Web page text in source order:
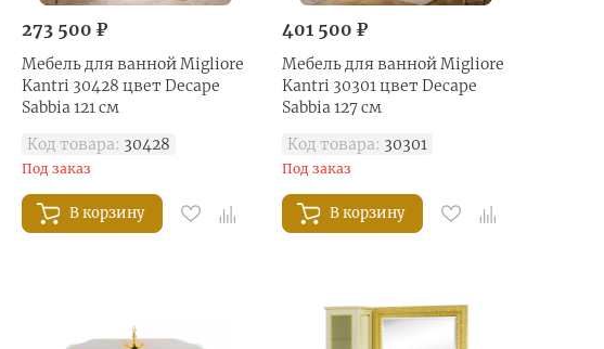
273 500 ₽
Мебель для ванной Migliore
Kantri 30428 цвет Decape
Sabbia 121 см
Код товара: 30428
Под заказ
В корзину
401 500 ₽
Мебель для ванной Migliore
Kantri 30301 цвет Decape
Sabbia 127 см
Код товара: 30301
Под заказ
В корзину